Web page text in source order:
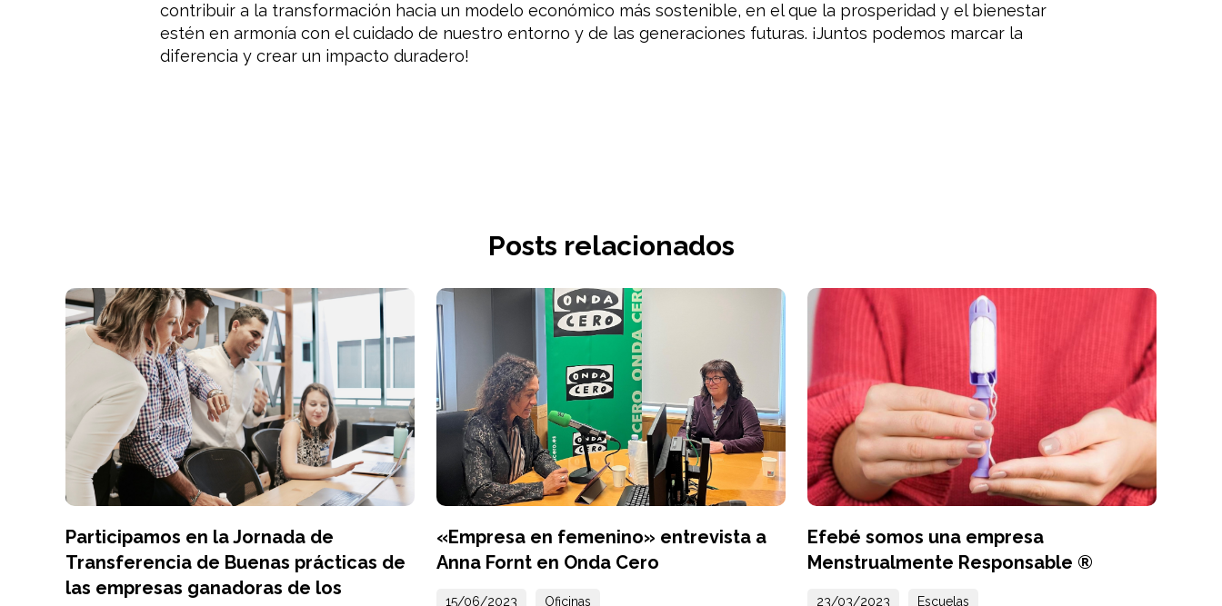
contribuir a la transformación hacia un modelo económico más sostenible, en el que la prosperidad y el bienestar
estén en armonía con el cuidado de nuestro entorno y de las generaciones futuras. ¡Juntos podemos marcar la
diferencia y crear un impacto duradero!
Posts relacionados
Participamos en la Jornada de
Transferencia de Buenas prácticas de
las empresas ganadoras de los
«Empresa en femenino» entrevista a
Anna Fornt en Onda Cero
15/06/2023 Oficinas
Efebé somos una empresa
Menstrualmente Responsable ®
23/03/2023 Escuelas